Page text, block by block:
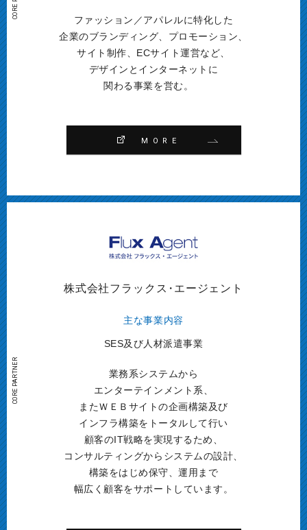
ファッション／アパレルに特化した
企業のブランディング、プロモーション、
サイト制作、ECサイト運営など、
デザインとインターネットに
関わる事業を営む。
MORE
株式会社フラックス・エージェント
主な事業内容
SES及び人材派遣事業
業務系システムから
エンターテインメント系、
またＷＥＢサイトの企画構築及び
インフラ構築を トータルして行い
顧客のIT戦略を実現するため、
コンサルティングからシステムの設計、
構築をはじめ保守、運用まで
幅広く顧客をサポートしています。